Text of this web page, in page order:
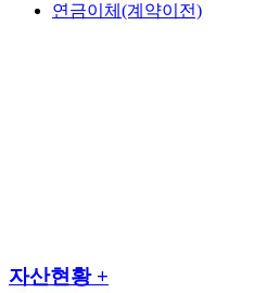
연금이체(계약이전)
자산현황 +